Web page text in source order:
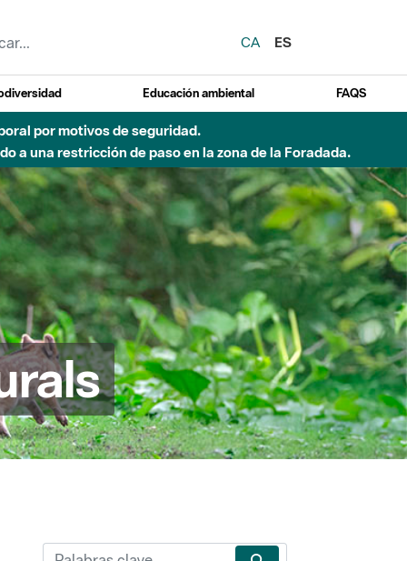
CA
ES
Educación ambiental FAQS
por motivos de seguridad.
a una restricción de paso en la zona de la Foradada.